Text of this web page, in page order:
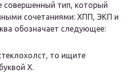
совершенный тип, который
сочетаниями: ХПП, ЭКП и
обозначает следующее:
то ищите
Х.